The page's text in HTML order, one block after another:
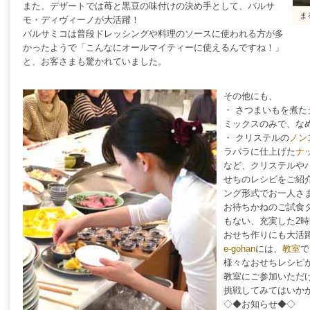
また、デザートでは苺と黒豆の味付けの決め手として、バルサ
モ・ディヴィーノが大活躍！
バルサミコは普段ドレッシングや料理のソースに使われる方が多
かったようで「こんなにオールマイティーに使えるんですね！」
と、お客さまも驚かれていました。
ま
その他にも、
・ さつまいもを煮た
ミックスのみで、な
・ クリステルのノ
ラパラに仕上げたナ
など、クリステルや
せちのレシビをご紹
ング形式でお一人さ
お待ちかねのご試食
もない、充実した2
おせち作りにも大活
e-gohanには、 教室
様々なおせちレシピ
教室にご参加いただ
挑戦してみてはいか
◇◆お知らせ◆◇